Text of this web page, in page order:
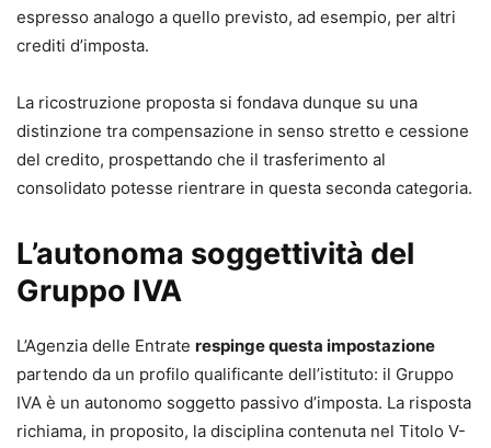
espresso analogo a quello previsto, ad esempio, per altri
crediti d’imposta.
La ricostruzione proposta si fondava dunque su una
distinzione tra compensazione in senso stretto e cessione
del credito, prospettando che il trasferimento al
consolidato potesse rientrare in questa seconda categoria.
L’autonoma soggettività del
Gruppo IVA
L’Agenzia delle Entrate respinge questa impostazione
partendo da un profilo qualificante dell’istituto: il Gruppo
IVA è un autonomo soggetto passivo d’imposta. La risposta
richiama, in proposito, la disciplina contenuta nel Titolo V-